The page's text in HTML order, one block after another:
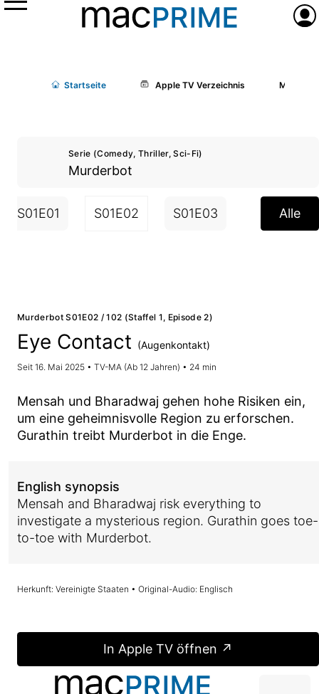
Menü
Startseite Apple TV Verzeichnis
Serie (Comedy, Thriller, Sci-Fi)
Murderbot
S01E01 S01E02 S01E03 S01E04
Alle
Murderbot S01E02 / 102 (Staffel 1, Episode 2)
Eye Contact (Augenkontakt)
Seit 16. Mai 2025 • TV-MA (Ab 12 Jahren) • 24 min
Mensah und Bharadwaj gehen hohe Risiken ein,
um eine geheimnisvolle Region zu erforschen.
Gurathin treibt Murderbot in die Enge.
English synopsis
Mensah and Bharadwaj risk everything to
investigate a mysterious region. Gurathin goes toe-
to-toe with Murderbot.
Herkunft: Vereinigte Staaten • Original-Audio: Englisch
In Apple TV öffnen ↗